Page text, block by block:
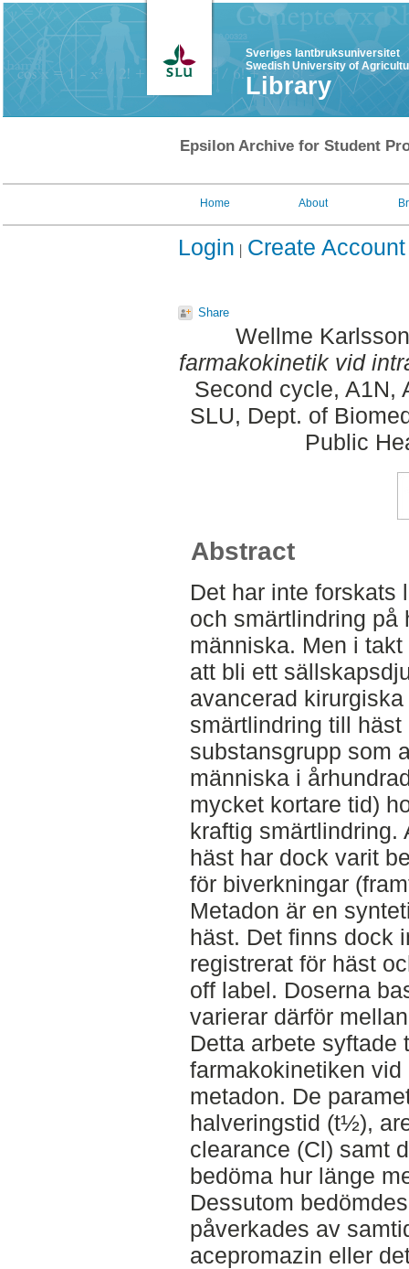
Sveriges lantbruksuniversitet
Swedish University of
Library
Epsilon Archive for Student
Home About
Login Create Account
Share
Wellme
farmakokinetik vid
Second cycle, A1N,
SLU, Dept. of
Public
Abstract
Det har inte forskats
och smärtlindring på
människa. Men i
att bli ett
avancerad
smärtlindring till
substansgrupp som
människa i
mycket kortare tid)
kraftig smärtlindring.
häst har dock varit
för biverkningar
Metadon är en
häst. Det finns dock
registrerat för häst
off label. Doserna
varierar därför
Detta arbete syftade
farmakokinetiken
metadon. De
halveringstid (t½),
clearance (Cl) samt
bedöma hur länge
Dessutom
påverkades av
acepromazin eller